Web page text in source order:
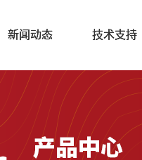
新闻动态 技术支持